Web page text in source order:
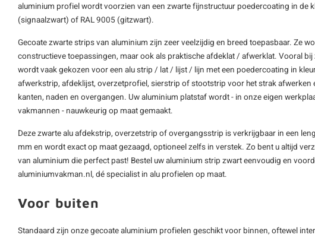
aluminium profiel wordt voorzien van een zwarte fijnstructuur poedercoating in de
(signaalzwart) of RAL 9005 (gitzwart).
Gecoatezwarte stripsvan aluminium zijn zeer veelzijdig en breed toepasbaar. Ze
constructieve toepassingen, maar ook als praktische afdeklat / afwerklat. Vooral
wordt vaak gekozen voor een alu strip / lat / lijst / lijn met een poedercoating in
afwerkstrip, afdeklijst, overzetprofiel, sierstrip of stootstrip voor het strak afwerken
kanten, naden en overgangen. Uw aluminium platstaf wordt - in onze eigen
vakmannen - nauwkeurig op maat gemaakt.
Deze zwarte alu afdekstrip, overzetstrip of overgangsstrip is verkrijgbaar in een
mm en wordt exact op maat gezaagd, optioneel zelfs in verstek. Zo bent u altijd
van aluminium die perfect past! Bestel uw aluminium strip zwart eenvoudig en
aluminiumvakman.nl, dé specialist in alu profielen op maat.
Voor buiten
Standaard zijn onze gecoate aluminium profielen geschikt voor binnen, oftewel